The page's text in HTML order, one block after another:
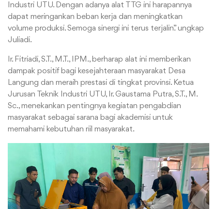
Industri UTU. Dengan adanya alat TTG ini harapannya
dapat meringankan beban kerja dan meningkatkan
volume produksi. Semoga sinergi ini terus terjalin.” ungkap
Juliadi.
Ir. Fitriadi, S.T., M.T., IPM., berharap alat ini memberikan
dampak positif bagi kesejahteraan masyarakat Desa
Langung dan meraih prestasi di tingkat provinsi. Ketua
Jurusan Teknik Industri UTU, Ir. Gaustama Putra, S.T., M.
Sc., menekankan pentingnya kegiatan pengabdian
masyarakat sebagai sarana bagi akademisi untuk
memahami kebutuhan riil masyarakat.